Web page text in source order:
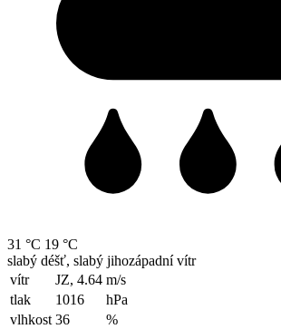
31 °C 19 °C
slabý déšť, slabý jihozápadní vítr
vítr
JZ, 4.64 m/s
tlak
1016
hPa
vlhkost 36
%